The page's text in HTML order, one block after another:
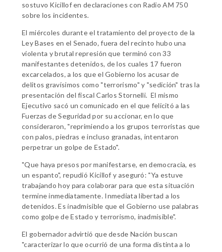
sostuvo Kicillof en declaraciones con Radio AM 750
sobre los incidentes.
El miércoles durante el tratamiento del proyecto de la
Ley Bases en el Senado, fuera del recinto hubo una
violenta y brutal represión que terminó con 33
manifestantes detenidos, de los cuales 17 fueron
excarcelados, a los que el Gobierno los acusar de
delitos gravísimos como "terrorismo" y "sedición" tras la
presentación del fiscal Carlos Stornelli. El mismo
Ejecutivo sacó un comunicado en el que felicitó a las
Fuerzas de Seguridad por su accionar, en lo que
consideraron, "reprimiendo a los grupos terroristas que
con palos, piedras e incluso granadas, intentaron
perpetrar un golpe de Estado".
"Que haya presos por manifestarse, en democracia, es
un espanto", repudió Kicillof y aseguró: "Ya estuve
trabajando hoy para colaborar para que esta situación
termine inmediatamente. Inmediata libertad a los
detenidos. Es inadmisible que el Gobierno use palabras
como golpe de Estado y terrorismo, inadmisible".
El gobernador advirtió que desde Nación buscan
"caracterizar lo que ocurrió de una forma distinta a lo